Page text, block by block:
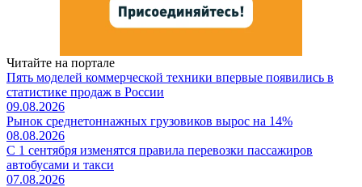
Читайте на портале
Пять моделей коммерческой техники впервые появились в
статистике продаж в России
09.08.2026
Рынок среднетоннажных грузовиков вырос на 14%
08.08.2026
С 1 сентября изменятся правила перевозки пассажиров
автобусами и такси
07.08.2026